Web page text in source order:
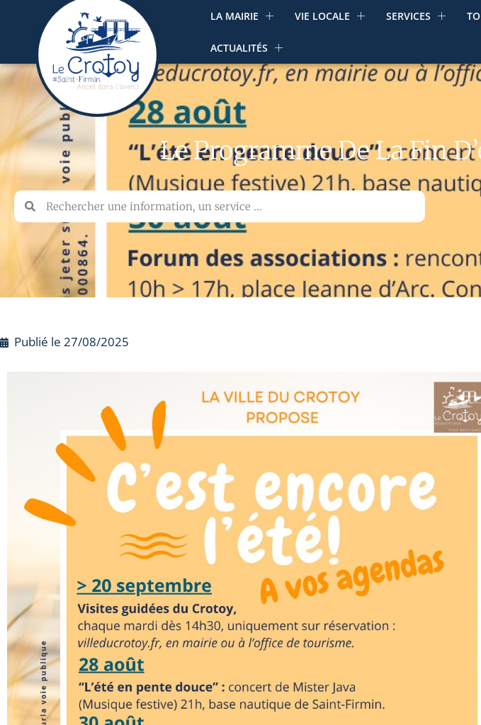
LA MAIRIE VIE LOCALE SERVICES
ACTUALITÉS
Le Programme De La Fin
Publié le 27/08/2025